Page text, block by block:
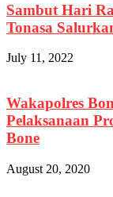
Sambut Hari
Tonasa
July 11, 2022
Wakapolres
Pelaksanaan
Bone
August 20, 2020